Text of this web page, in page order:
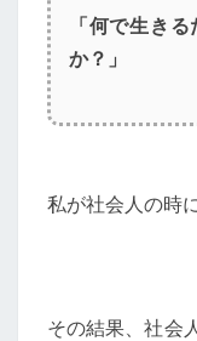
「何で生き
か？」
私が社会人の時
その結果、社会